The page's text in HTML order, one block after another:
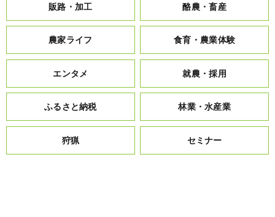
販路・加工 酪農・畜産
農家ライフ 食育・農業体験
エンタメ 就農・採用
ふるさと納税 林業・水産業
狩猟 セミナー